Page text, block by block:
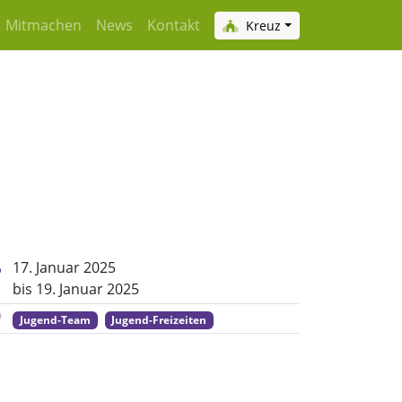
Mitmachen News Kontakt Kreuz
17. Januar 2025
bis 19. Januar 2025
Jugend-Team Jugend-Freizeiten